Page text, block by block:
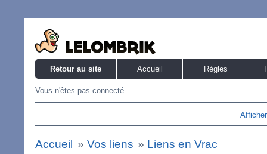
Retour au site Accueil Règles
Vous n'êtes pas connecté.
Accueil » Vos liens » Liens en Vrac